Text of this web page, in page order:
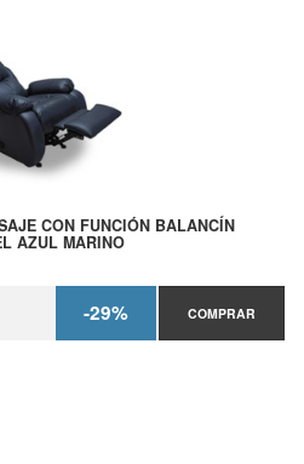
CON FUNCIÓN BALANCÍN
AZUL MARINO
-29% COMPRAR